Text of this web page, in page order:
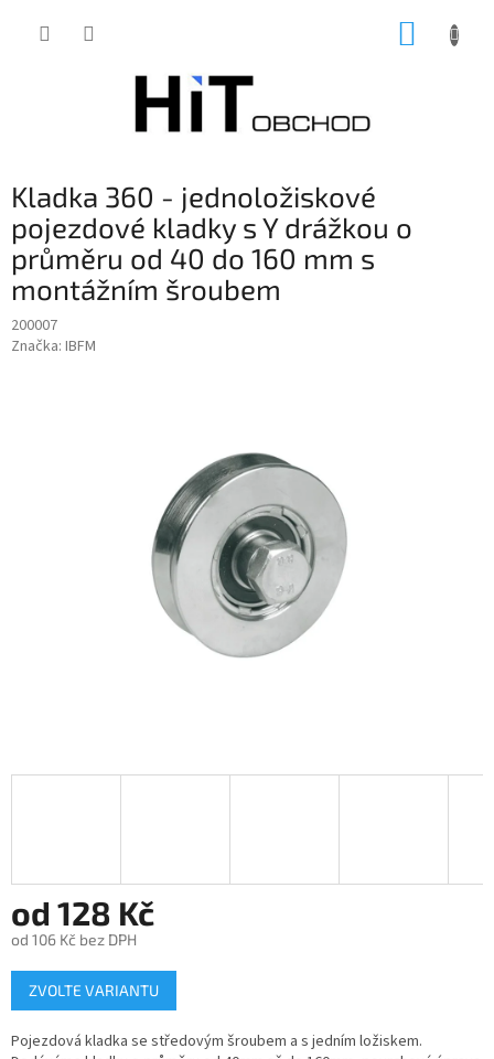
Kladka 360 - jednoložiskové
pojezdové kladky s Y drážkou o
průměru od 40 do 160 mm s
montážním šroubem
200007
Značka: IBFM
od 128 Kč
od 106 Kč bez DPH
Měrná
cena:
ZVOLTE VARIANTU
Pojezdová kladka se středovým šroubem a s jedním ložiskem.